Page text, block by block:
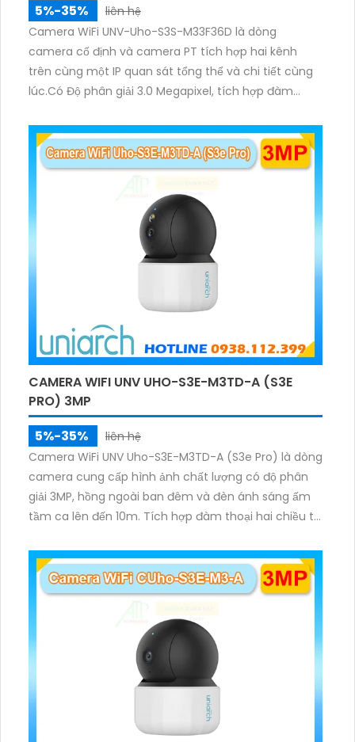
5%-35%
liên hệ
Camera WiFi UNV-Uho-S3S-M33F36D là dòng
camera cố định và camera PT tích hợp hai kênh
trên cùng một IP quan sát tổng thể và chi tiết cùng
lúc.Có Độ phân giải 3.0 Megapixel, tích hợp đàm
sáng ấm lên đến 10m.
CAMERA WIFI UNV UHO-S3E-M3TD-A (S3E
PRO) 3MP
5%-35%
liên hệ
Camera WiFi UNV Uho-S3E-M3TD-A (S3e Pro) là dòng
camera cung cấp hình ảnh chất lượng có độ phân
giải 3MP, hồng ngoài ban đêm và đèn ánh sáng ấm
tầm ca lên đến 10m. Tích hợp đàm thoại hai chiều to